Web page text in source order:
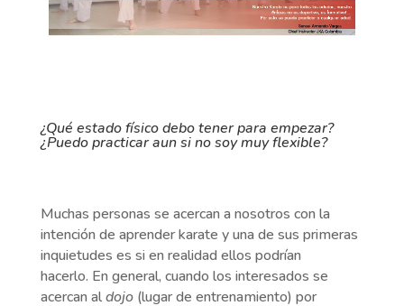
¿Qué estado físico debo tener para empezar?
¿Puedo practicar aun si no soy muy flexible?
Muchas personas se acercan a nosotros con la
intención de aprender karate y una de sus primeras
inquietudes es si en realidad ellos podrían
hacerlo. En general, cuando los interesados se
acercan aldojo(lugar de entrenamiento) por